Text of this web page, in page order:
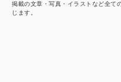
掲載の文章・写真・イラストなど全て
じます。